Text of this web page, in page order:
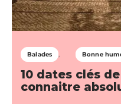
Balades Bonne
10 dates clés
connaitre